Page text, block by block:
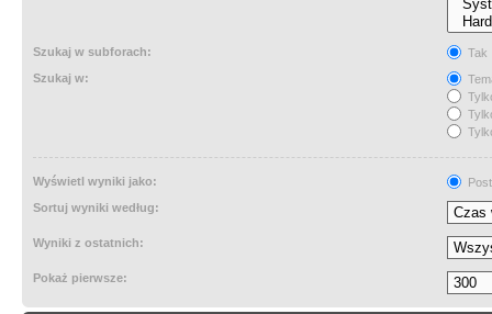
Szukaj w subforach:
Tak
Szukaj w:
Wyświetl wyniki jako:
Sortuj wyniki według:
Wyniki z ostatnich:
Pokaż pierwsze: